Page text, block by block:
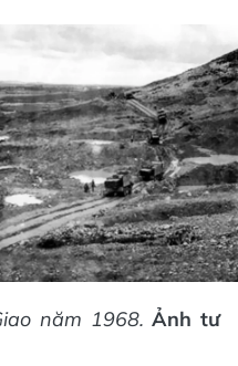
năm 1968.Ảnh tư